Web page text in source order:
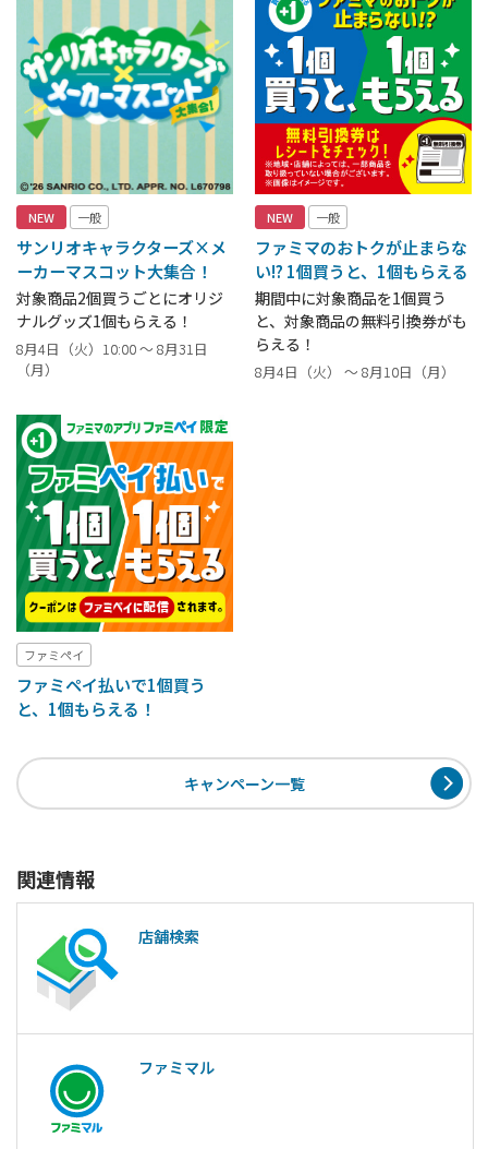
NEW 一般
サンリオキャラクターズ×メ
ーカーマスコット大集合！
対象商品2個買うごとにオリジ
ナルグッズ1個もらえる！
8月4日（火）10:00 ～ 8月31日
（月）
NEW 一般
ファミマのおトクが止まらな
い!? 1個買うと、1個もらえる
期間中に対象商品を1個買う
と、対象商品の無料引換券がも
らえる！
8月4日（火） ～ 8月10日（月）
ファミペイ
ファミペイ払いで1個買う
と、1個もらえる！
キャンペーン一覧
関連情報
店舗検索
ファミマル